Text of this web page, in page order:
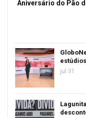
Aniversário do Pão
jul 31